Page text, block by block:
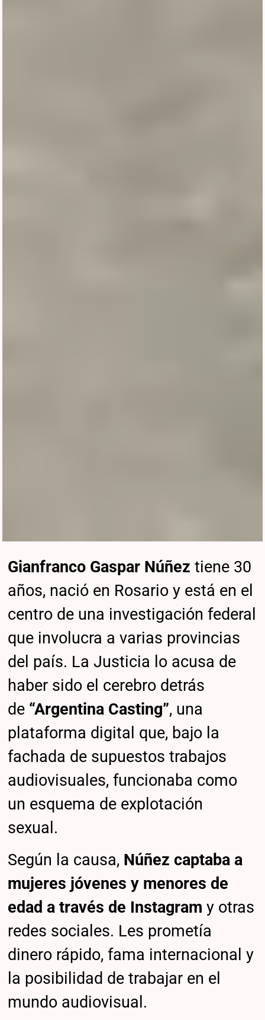
Gianfranco Gaspar Núñez tiene 30
años, nació en Rosario y está en el
centro de una investigación federal
que involucra a varias provincias
del país. La Justicia lo acusa de
haber sido el cerebro detrás
de “Argentina Casting”, una
plataforma digital que, bajo la
fachada de supuestos trabajos
audiovisuales, funcionaba como
un esquema de explotación
sexual.
Según la causa, Núñez captaba a
mujeres jóvenes y menores de
edad a través de Instagram y otras
redes sociales. Les prometía
dinero rápido, fama internacional y
la posibilidad de trabajar en el
mundo audiovisual.